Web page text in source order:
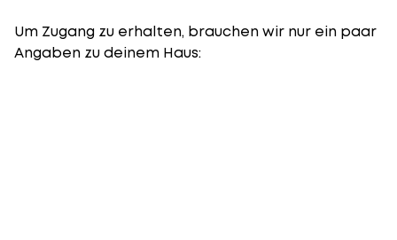
Um Zugang zu erhalten, brauchen wir nur ein paar
Angaben zu deinem Haus: